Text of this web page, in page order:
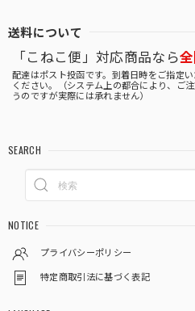
送料について
「こねこ便」対応商品なら
配達はポスト投函です。到着日時をご指定
ください。（システム上の都合により、ご
うのですが実際には承れません）
SEARCH
NOTICE
プライバシーポリシー
特定商取引法に基づく表記